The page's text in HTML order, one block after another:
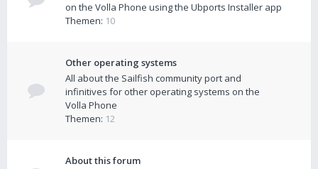
on the Volla Phone using the Ubports Installer app
Themen: 10
Other operating systems
All about the Sailfish community port and
infinitives for other operating systems on the
Volla Phone
Themen: 12
About this forum